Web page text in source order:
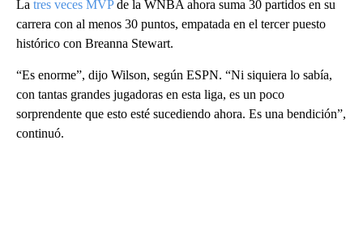
La tres veces MVPde la WNBA ahora suma 30 partidos en su
carrera con al menos 30 puntos, empatada en el tercer puesto
histórico con Breanna Stewart.
“Es enorme”, dijo Wilson, según ESPN. “Ni siquiera lo sabía,
con tantas grandes jugadoras en esta liga, es un poco
sorprendente que esto esté sucediendo ahora. Es una bendición”,
continuó.